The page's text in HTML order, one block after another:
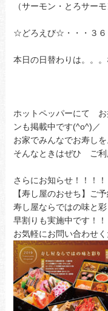
（サーモン・とろサー
☆どろえび☆・・・３６
本日の日替わりは。。
ホットペッパーにて お
ンも掲載中です(^o^)／
お家でみんなでお寿しを
そんなときはぜひ ご
さらにお知らせ！！！！
【寿し屋のおせち】ご
寿し屋ならではの味と彩
早割りも実施中です！！
お気軽にお問い合わせく